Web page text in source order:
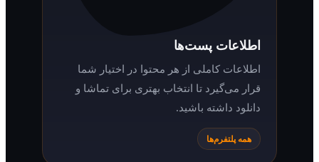
اطلاعات پست‌ها
اطلاعات کاملی از هر محتوا در اختیار شما
قرار می‌گیرد تا انتخاب بهتری برای تماشا و
دانلود داشته باشید.
همه پلتفرم‌ها